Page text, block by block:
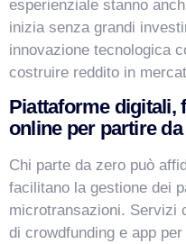
esperienziale stanno
inizia senza grandi
innovazione tecnologica
costruire reddito in
Piattaforme digitali,
online per partire
Chi parte da zero può
facilitano la gestione dei
microtransazioni. Servizi
di crowdfunding e app